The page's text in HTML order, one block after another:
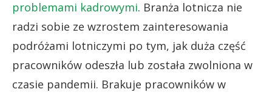
problemami kadrowymi. Branża lotnicza nie
radzi sobie ze wzrostem zainteresowania
podróżami lotniczymi po tym, jak duża część
pracowników odeszła lub została zwolniona w
czasie pandemii. Brakuje pracowników w